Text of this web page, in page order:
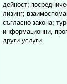
дейност;
лизинг;
съгласно закона;
информационни,
други услуги.